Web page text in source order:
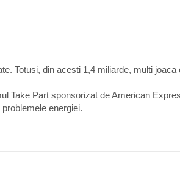
Totusi, din acesti 1,4 miliarde, multi joaca
Take Part sponsorizat de American
energiei.